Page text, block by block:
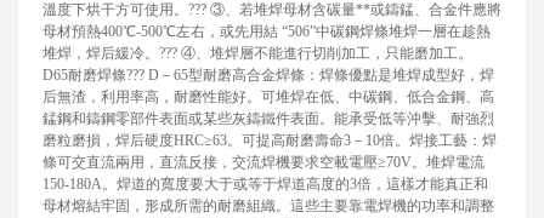
溫度下烘干方可使用。??? ③、若堆焊母材含碳量**或鑄錳、合金件應將
母材預熱400℃-500℃左右，或先用結 “506”中碳鋼焊條堆焊一層在趁熱
堆焊，焊后緩冷。??? ④、堆焊層不能進行切削加工，只能磨加工。
D65耐磨焊條??? D－65型耐磨高合金焊條：焊條優點是堆焊成型好，焊
后無渣，利用率高，耐磨性能好。可堆焊在低、中碳鋼、低合金鋼、高
錳鋼和鑄鋼零部件表面或某些灰鑄鐵件表面。能承受低等沖擊、耐強烈
磨粒磨損，焊后硬度HRC≥63。可提高耐磨壽命3－10倍。焊接工藝：焊
條可交直流兩用，直流反接，交流焊機要求空載電壓≥70V。堆焊電流
150-180A。焊道的寬度要大于或等于焊道高度的3倍，這樣才能真正和
母材熔結牢固，形成所需的耐磨組織。這些主要靠電焊機的功率和調整